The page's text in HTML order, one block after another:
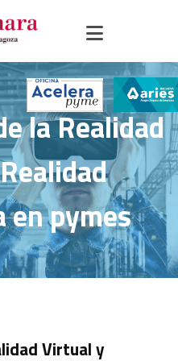
Aumentada en pymes
la Realidad
en pymes
Virtual y